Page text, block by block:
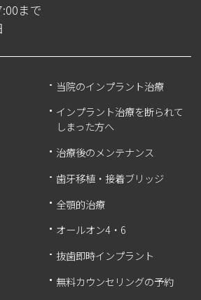
まで
当院のインプラント治療
インプラント治療を断られて
しまった方へ
治療後のメンテナンス
歯牙移植・接着ブリッジ
全顎的治療
オールオン4・6
抜歯即時インプラント
無料カウンセリングの予約